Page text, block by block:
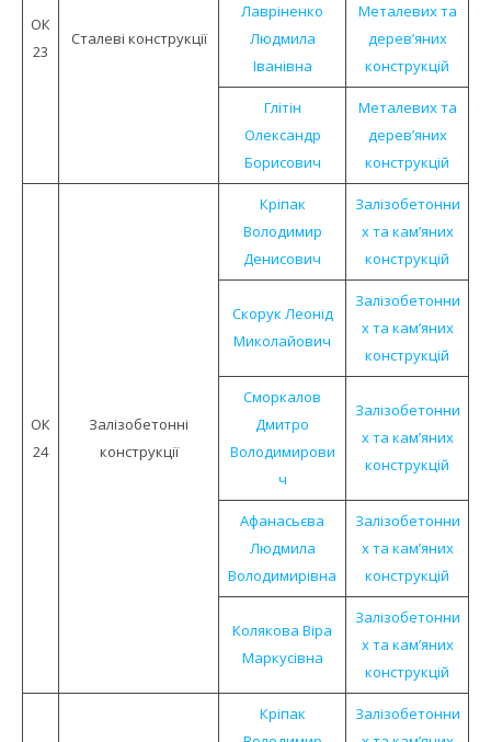
ОК
23
Сталеві конструкції
Лавріненко
Людмила
Іванівна
Металевих та
дерев’яних
конструкцій
Глітін
Олександр
Борисович
Металевих та
дерев’яних
конструкцій
ОК
24
Залізобетонні
конструкції
Кріпак
Володимир
Денисович
Залізобетонни
х та кам’яних
конструкцій
Скорук Леонід
Миколайович
Залізобетонни
х та кам’яних
конструкцій
Сморкалов
Дмитро
Володимирови
ч
Залізобетонни
х та кам’яних
конструкцій
Афанасьєва
Людмила
Володимирівна
Залізобетонни
х та кам’яних
конструкцій
Колякова Віра
Маркусівна
Залізобетонни
х та кам’яних
конструкцій
Кріпак
Залізобетонни